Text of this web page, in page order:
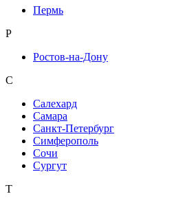
Пермь
Р
Ростов-на-Дону
С
Салехард
Самара
Санкт-Петербург
Симферополь
Сочи
Сургут
Т